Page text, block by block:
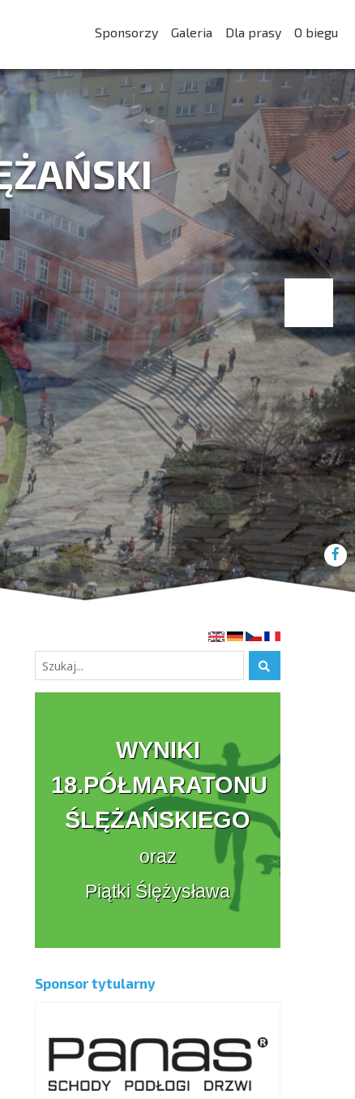
Sponsorzy Galeria Dla prasy O biegu
WYNIKI
18.PÓŁMARATONU
ŚLĘŻAŃSKIEGO
oraz
Piątki Ślężysława
Sponsor tytularny